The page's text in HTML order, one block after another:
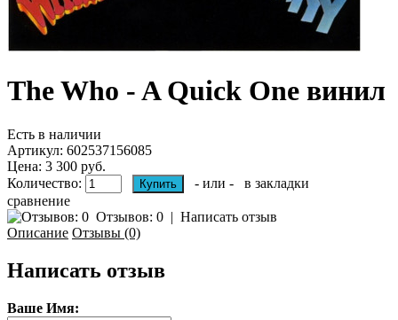
The Who - A Quick One винил
Есть в наличии
Артикул: 602537156085
Цена: 3 300 руб.
Количество:
- или -
в закладки
сравнение
Отзывов: 0 | Написать отзыв
Описание Отзывы (0)
Написать отзыв
Ваше Имя: